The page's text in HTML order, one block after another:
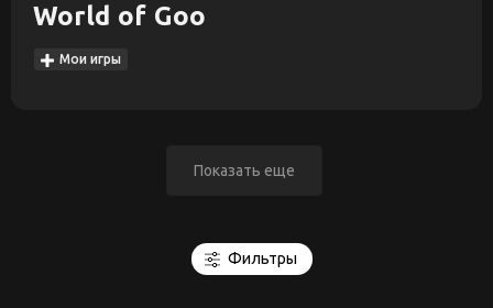
World of Goo
Мои игры
Показать еще
Фильтры